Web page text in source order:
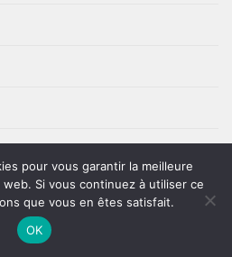
pour vous garantir la meilleure
Si vous continuez à utiliser ce
que vous en êtes satisfait.
OK